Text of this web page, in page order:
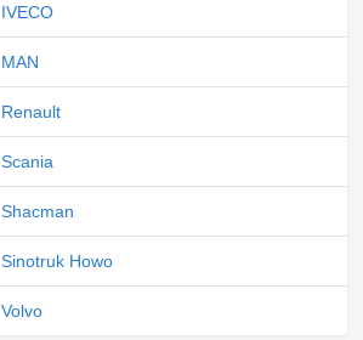
IVECO
MAN
Renault
Scania
Shacman
Sinotruk Howo
Volvo